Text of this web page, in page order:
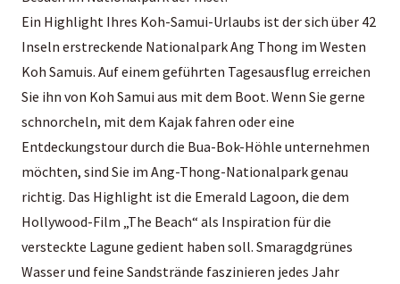
Ein Highlight Ihres Koh-Samui-Urlaubs ist der sich über 42
Inseln erstreckende Nationalpark Ang Thong im Westen
Koh Samuis. Auf einem geführten Tagesausflug erreichen
Sie ihn von Koh Samui aus mit dem Boot. Wenn Sie gerne
schnorcheln, mit dem Kajak fahren oder eine
Entdeckungstour durch die Bua-Bok-Höhle unternehmen
möchten, sind Sie im Ang-Thong-Nationalpark genau
richtig. Das Highlight ist die Emerald Lagoon, die dem
Hollywood-Film „The Beach“ als Inspiration für die
versteckte Lagune gedient haben soll. Smaragdgrünes
Wasser und feine Sandstrände faszinieren jedes Jahr